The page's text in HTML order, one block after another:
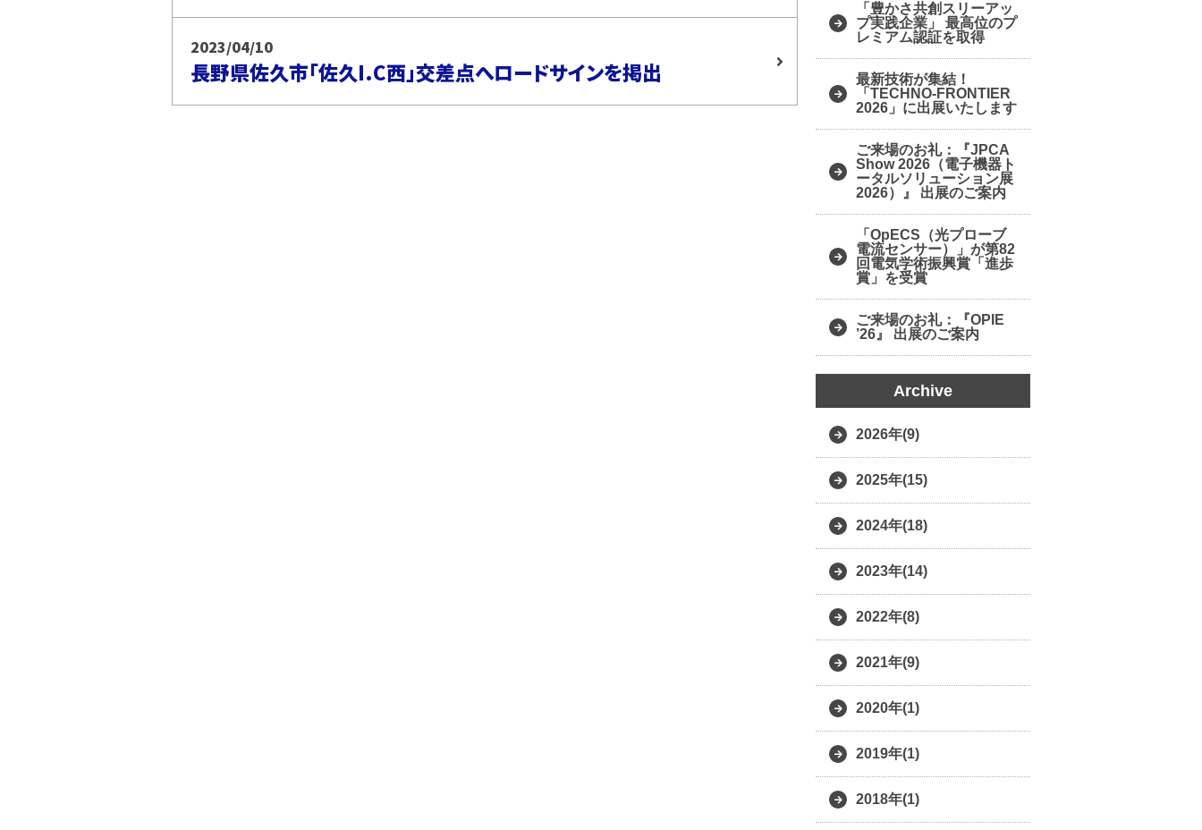
2023/04/10
長野県佐久市「佐久I.C西」交差点へロードサインを掲出
「豊かさ共創スリーアッ
プ実践企業」 最高位のプ
レミアム認証を取得
最新技術が集結！
「TECHNO-FRONTIER
2026」に出展いたします
ご来場のお礼：『JPCA
Show 2026（電子機器ト
ータルソリューション展
2026）』 出展のご案内
「OpECS（光プローブ
電流センサー）」が第82
回電気学術振興賞「進歩
賞」を受賞
ご来場のお礼：『OPIE
’26』 出展のご案内
Archive
2026年(9)
2025年(15)
2024年(18)
2023年(14)
2022年(8)
2021年(9)
2020年(1)
2019年(1)
2018年(1)